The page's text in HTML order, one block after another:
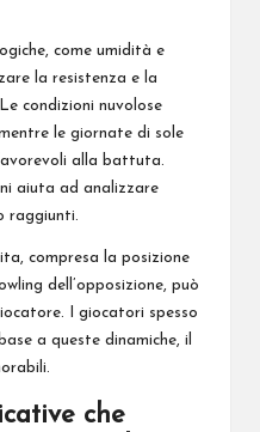
come umidità e
la resistenza e la
condizioni nuvolose
le giornate di sole
alla battuta.
aiuta ad analizzare
raggiunti.
compresa la posizione
dell’opposizione, può
I giocatori spesso
a queste dinamiche, il
che